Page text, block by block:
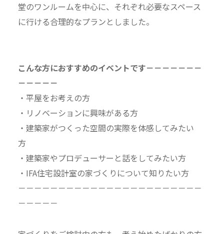
堂のワンルームを中心に、それぞれ必要なスペース
に行ける合理的なプランとしました。
こんな方におすすめのイベントです－－－－－－－
－－－－－
・平屋をお考えの方
・リノベーションに興味がある方
・建築家がつくった空間の実際を体感してみたい
方
・建築家やプロデューサーと話をしてみたい方
・IFA住宅設計室の家づくりについて知りたい方
－－－－－－－－－－－－－－－－－－－－－－－
－－－－－